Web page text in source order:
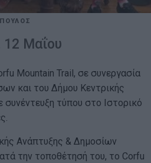
12 Μαΐου
Mountain Trail, σε συνεργασία
και του Δήμου Κεντρικής
τύπου στο Ιστορικό
Ανάπτυξης & Δημοσίων
την τοποθέτησή του, το Corfu